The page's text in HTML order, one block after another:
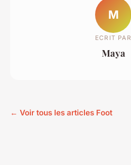
M
ECRIT PAR
Maya
← Voir tous les articles Foot